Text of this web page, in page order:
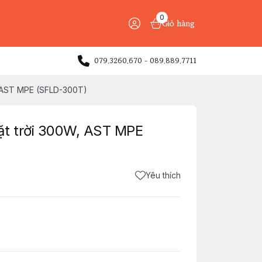
0
Giỏ hàng
079.3260.670 - 089.889.7711
MPE (SFLD-300T)
trời 300W, AST MPE
Yêu thích